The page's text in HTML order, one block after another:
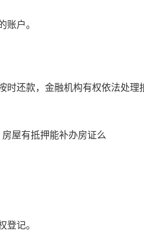
账户。
时还款，金融机构有权依法处理
登记。